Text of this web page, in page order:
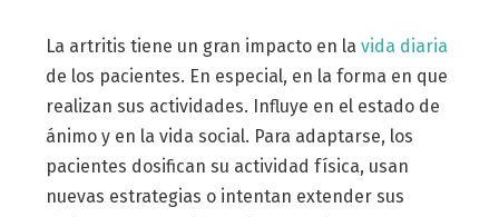
La artritis tiene un gran impacto en la vida diaria
de los pacientes. En especial, en la forma en que
realizan sus actividades. Influye en el estado de
ánimo y en la vida social. Para adaptarse, los
pacientes dosifican su actividad física, usan
nuevas estrategias o intentan extender sus